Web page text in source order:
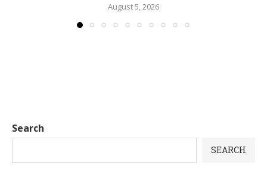
August 5, 2026
Search
SEARCH